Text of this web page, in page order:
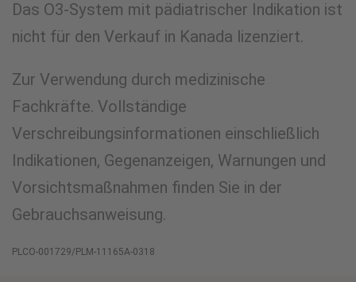
Das O3-System mit pädiatrischer Indikation ist
nicht für den Verkauf in Kanada lizenziert.
Zur Verwendung durch medizinische
Fachkräfte. Vollständige
Verschreibungsinformationen einschließlich
Indikationen, Gegenanzeigen, Warnungen und
Vorsichtsmaßnahmen finden Sie in der
Gebrauchsanweisung.
PLCO-001729/PLM-11165A-0318